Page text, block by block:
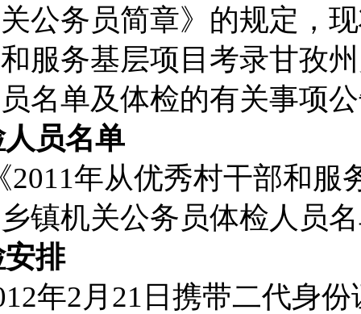
公务员简章》的规定，
服务基层项目考录甘孜
名单及体检的有关事项
员名单
2011年从优秀村干部和服
镇机关公务员体检人员
排
年2 月 21 日携带二代身